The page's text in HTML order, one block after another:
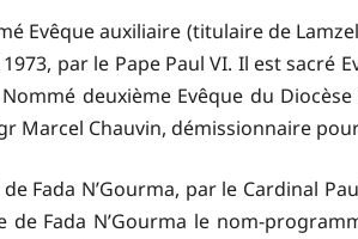
Evêque auxiliaire (titulaire de
par le Pape Paul VI. Il est sacré
deuxième Evêque du Diocèse
Marcel Chauvin, démissionnaire
Fada N’Gourma, par le Cardinal
Fada N’Gourma le nom-